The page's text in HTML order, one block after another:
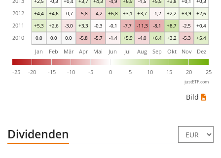
0,0 0,0 0,0 -5,8 -5,7 -1,4 +5,9 -4,0 +6,4 +3,2 -5,3 +5,4
+5,3 +2,6 -3,0 +3,3 -0,3 -0,1 -7,7 -11,3 -8,1 +8,7 -2,5 +0,4
+4,4 +4,6 -0,7 -5,8 -4,2 +6,8 +3,1 +3,7 -1,2 +2,2 +3,9 +2,6
-25 -20 -15 -10 -5 0 5 10 15 20 25
Jan Feb Mär Apr Mai Jun Jul Aug Sep Okt Nov Dez
2010
2011
2012
justETF.com
Bild
Dividenden